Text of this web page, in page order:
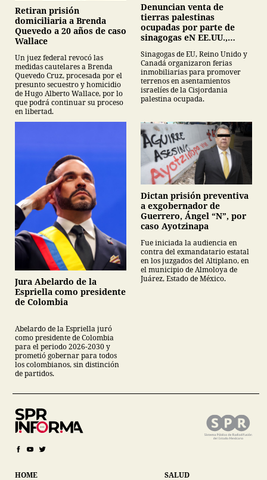
Retiran prisión
domiciliaria a Brenda
Quevedo a 20 años de caso
Wallace
Un juez federal revocó las
medidas cautelares a Brenda
Quevedo Cruz, procesada por el
presunto secuestro y homicidio
de Hugo Alberto Wallace, por lo
que podrá continuar su proceso
en libertad.
Denuncian venta de
tierras palestinas
ocupadas por parte de
sinagogas eN EE.UU.,
Sinagogas de EU, Reino Unido y
Canadá organizaron ferias
inmobiliarias para promover
terrenos en asentamientos
israelíes de la Cisjordania
palestina ocupada.
Jura Abelardo de la
Espriella como presidente
de Colombia
Abelardo de la Espriella juró
como presidente de Colombia
para el periodo 2026-2030 y
prometió gobernar para todos
los colombianos, sin distinción
de partidos.
Dictan prisión preventiva
a exgobernador de
Guerrero, Ángel “N”, por
caso Ayotzinapa
Fue iniciada la audiencia en
contra del exmandatario estatal
en los juzgados del Altiplano, en
el municipio de Almoloya de
Juárez, Estado de México.
HOME SALUD